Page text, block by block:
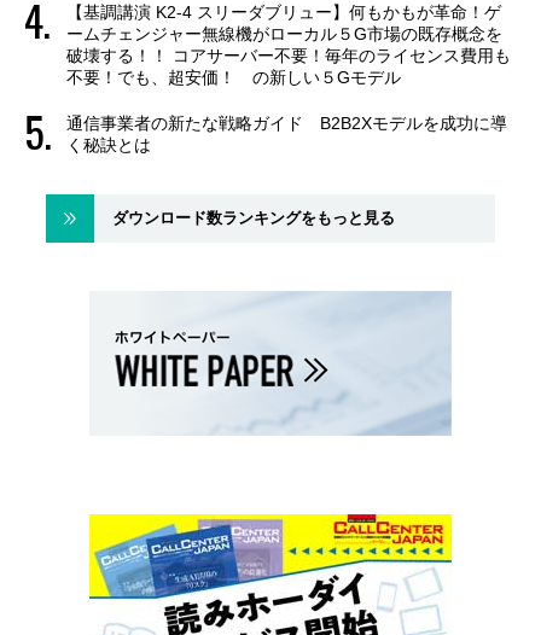
【基調講演 K2-4 スリーダブリュー】何もかもが革命！ゲ
ームチェンジャー無線機がローカル５G市場の既存概念を
破壊する！！ コアサーバー不要！毎年のライセンス費用も
不要！でも、超安価！ の新しい５Gモデル
通信事業者の新たな戦略ガイド B2B2Xモデルを成功に導
く秘訣とは
ダウンロード数ランキングをもっと見る